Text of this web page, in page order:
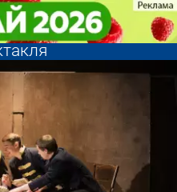
театр
при подготовке
театр
при подготовке
по
курсы
Пензе